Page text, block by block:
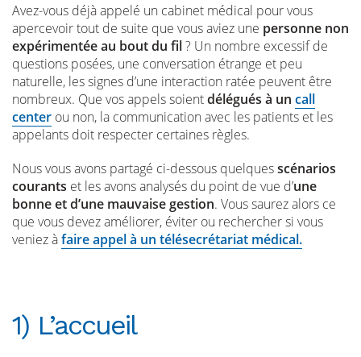
Avez-vous déjà appelé un cabinet médical pour vous
apercevoir tout de suite que vous aviez une personne non
expérimentée au bout du fil? Un nombre excessif de
questions posées, une conversation étrange et peu
naturelle, les signes d’une interaction ratée peuvent être
nombreux. Que vos appels soientdélégués à un call
center ou non, la communication avec les patients et les
appelants doit respecter certaines règles.
Nous vous avons partagé ci-dessous quelquesscénarios
courants et les avons analysés du point de vue d’une
bonne et d’une mauvaise gestion. Vous saurez alors ce
que vous devez améliorer, éviter ou rechercher si vous
veniez àfaire appel à un télésecrétariat médical.
1) L’accueil